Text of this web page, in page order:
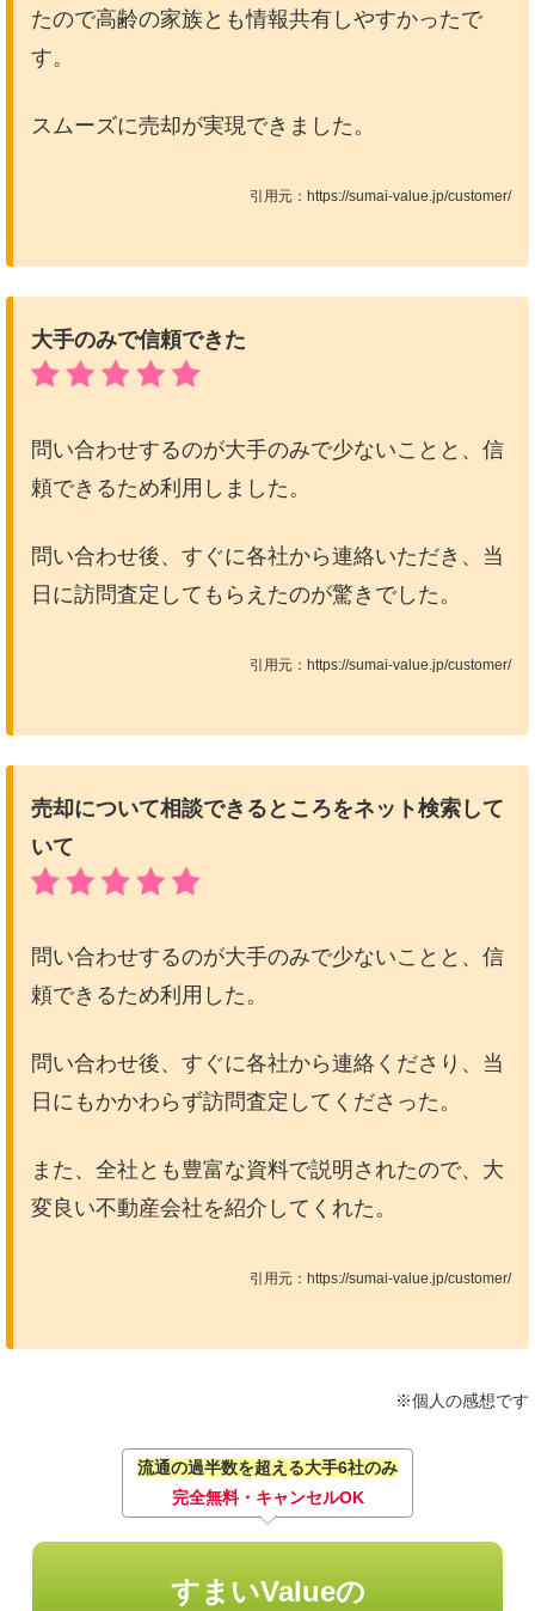
たので高齢の家族とも情報共有しやすかったで
す。
スムーズに売却が実現できました。
引用元：https://sumai-value.jp/customer/
大手のみで信頼できた
問い合わせするのが大手のみで少ないことと、信
頼できるため利用しました。
問い合わせ後、すぐに各社から連絡いただき、当
日に訪問査定してもらえたのが驚きでした。
引用元：https://sumai-value.jp/customer/
売却について相談できるところをネット検索して
いて
問い合わせするのが大手のみで少ないことと、信
頼できるため利用した。
問い合わせ後、すぐに各社から連絡くださり、当
日にもかかわらず訪問査定してくださった。
また、全社とも豊富な資料で説明されたので、大
変良い不動産会社を紹介してくれた。
引用元：https://sumai-value.jp/customer/
※個人の感想です
流通の過半数を超える大手6社のみ
完全無料・キャンセルOK
すまいValueの